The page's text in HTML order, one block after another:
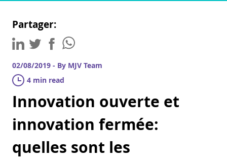
Partager:
02/08/2019 - By MJV Team
4 min read
Innovation ouverte et
innovation fermée:
quelles sont les